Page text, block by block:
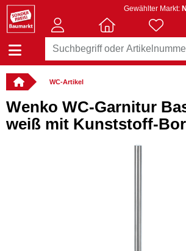
Gewählter Markt:
WC-Artikel
Wenko WC-Garnitur
weiß mit Kunststoff-